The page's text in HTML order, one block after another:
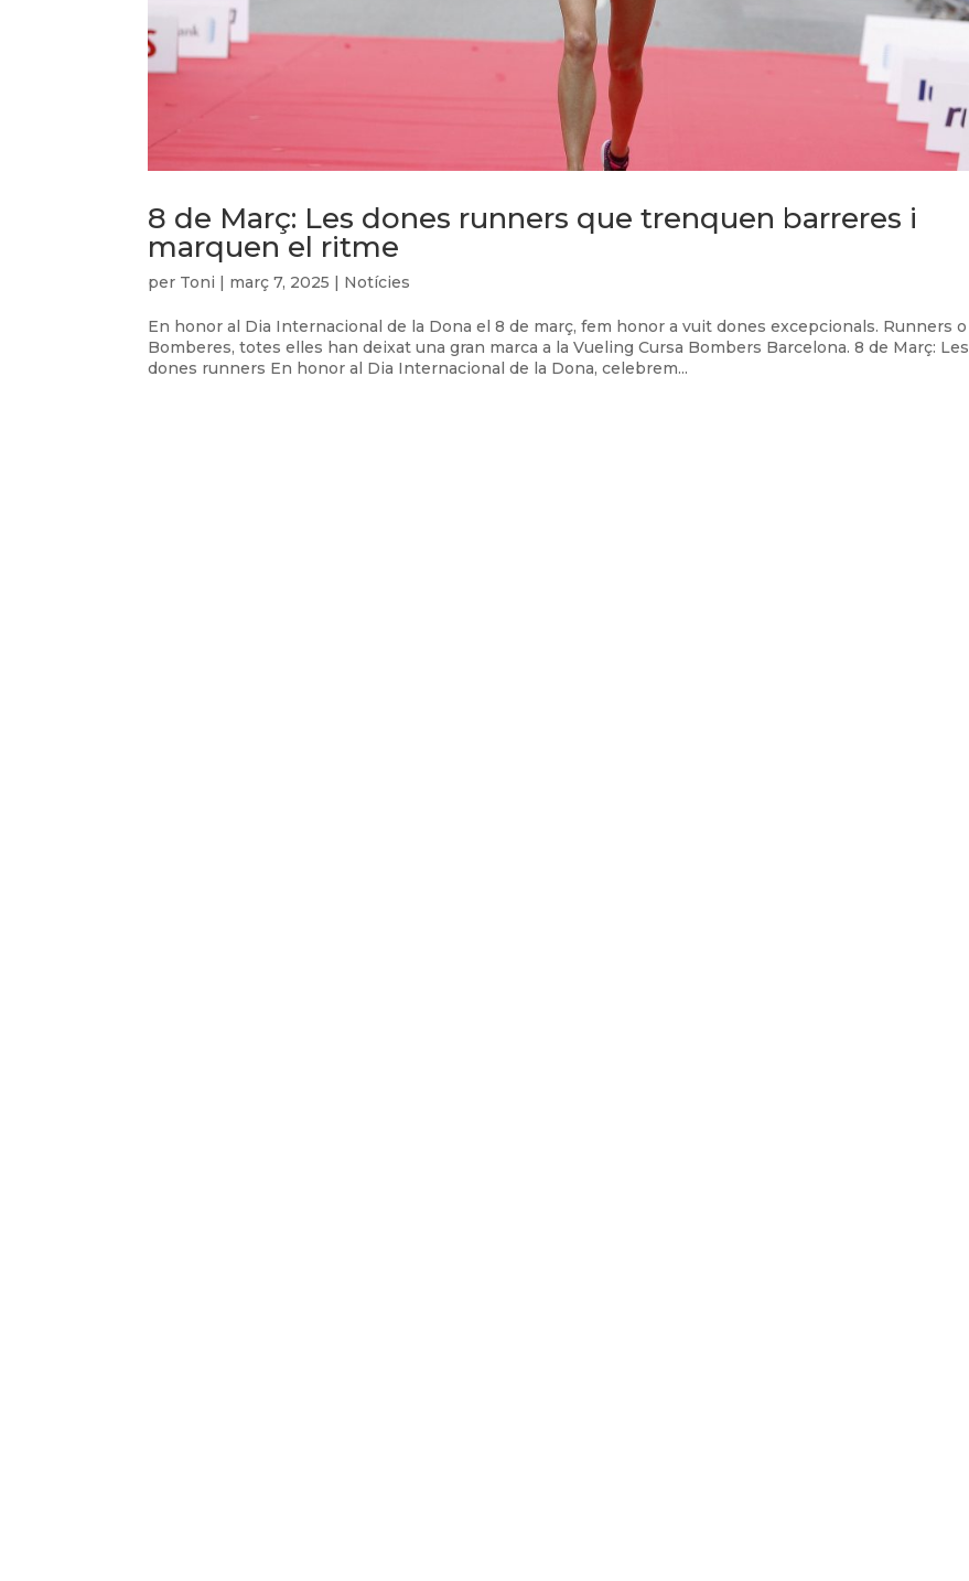
8 de Març: Les dones runners que trenquen barreres i
marquen el ritme
per Toni | març 7, 2025 | Notícies
En honor al Dia Internacional de la Dona el 8 de març, fem honor a vuit dones excepcionals. Runners o
Bomberes, totes elles han deixat una gran marca a la Vueling Cursa Bombers Barcelona. 8 de Març: Les
dones runners En honor al Dia Internacional de la Dona, celebrem...